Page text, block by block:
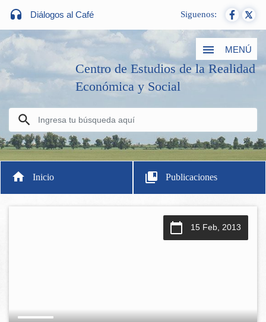
Diálogos al Café Siguenos:
MENÚ
Centro de Estudios de la Realidad
Económica y Social
Inicio Publicaciones
15 Feb, 2013